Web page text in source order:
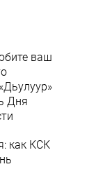
ваш
Дня
как КСК